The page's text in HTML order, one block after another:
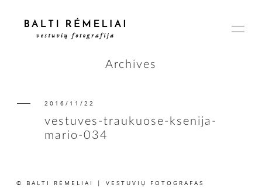
PAGRINDINIS
ISTORIJOS
Archives
2016/11/22
vestuves-traukuose-ksenija-
mario-034
© BALTI RĖMELIAI | VESTUVIŲ FOTOGRAFAS